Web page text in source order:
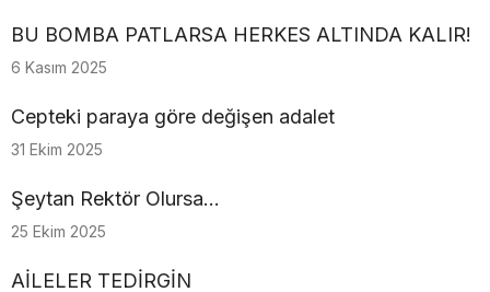
BU BOMBA PATLARSA HERKES ALTINDA KALIR!
6 Kasım 2025
Cepteki paraya göre değişen adalet
31 Ekim 2025
Şeytan Rektör Olursa…
25 Ekim 2025
AİLELER TEDİRGİN